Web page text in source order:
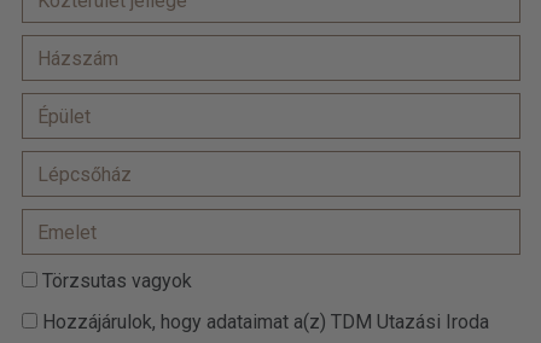
Törzsutas vagyok
Hozzájárulok, hogy adataimat a(z) TDM Utazási Iroda